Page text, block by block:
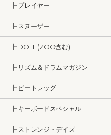
┣ プレイヤー
┣ スヌーザー
┣ DOLL (ZOO含む)
┣ リズム＆ドラムマガジン
┣ ビートレッグ
┣ キーボードスペシャル
┣ ストレンジ・デイズ